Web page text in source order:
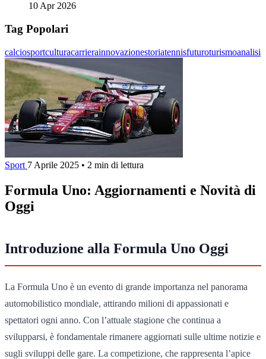
10 Apr 2026
Tag Popolari
calciosportculturacarrierainnovazionestoriatennisfuturoturismoanalisi
Sport 7 Aprile 2025 • 2 min di lettura
Formula Uno: Aggiornamenti e Novità di
Oggi
Introduzione alla Formula Uno Oggi
La Formula Uno è un evento di grande importanza nel panorama
automobilistico mondiale, attirando milioni di appassionati e
spettatori ogni anno. Con l’attuale stagione che continua a
svilupparsi, è fondamentale rimanere aggiornati sulle ultime notizie e
sugli sviluppi delle gare. La competizione, che rappresenta l’apice